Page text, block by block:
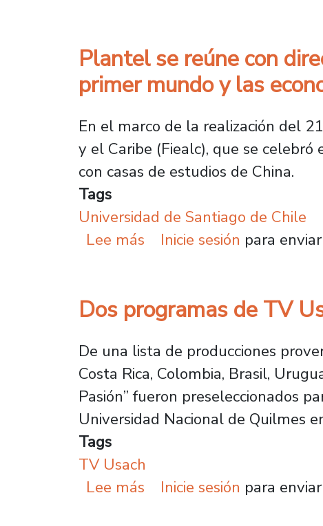
Plantel se reúne con
primer mundo y las
En el marco de la realización del
y el Caribe (Fiealc), que se
con casas de estudios de China.
Tags
Universidad de Santiago de Chile
Lee más sobre Plantel se reúne
Inicie sesión para
Dos programas de TV
De una lista de producciones
Costa Rica, Colombia, Brasil,
Pasión” fueron preseleccionados
Universidad Nacional de Quilmes
Tags
TV Usach
Lee más sobre Dos programas
Inicie sesión para